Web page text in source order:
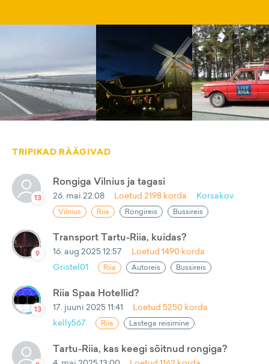
TRIPIKAD RÄÄGIVAD
13
Rongiga Vilnius ja tagasi
26. mai 22:08 Loetud 2198 korda Korsakov
Vilnius Riia Rongireis Bussireis
9
Transport Tartu-Riia, kuidas?
16. aug 2025 12:57 Loetud 1490 korda
Gristel01
Riia Autoreis Bussireis
13
Riia Spaa Hotellid?
17. juuni 2025 11:41 Loetud 5250 korda
kelly567
Riia Lastega reisimine
Tartu-Riia, kas keegi sõitnud rongiga?